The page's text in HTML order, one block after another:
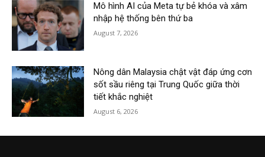
Mô hình AI của Meta tự bẻ khóa và xâm
nhập hệ thống bên thứ ba
August 7, 2026
Nông dân Malaysia chật vật đáp ứng cơn
sốt sầu riêng tại Trung Quốc giữa thời
tiết khắc nghiệt
August 6, 2026